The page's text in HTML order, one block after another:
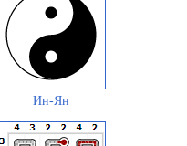
Ин-Ян